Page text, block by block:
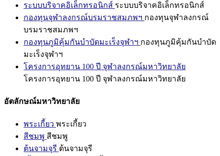
ระบบบริจาคอิเล็กทรอนิกส์ ระบบบริจาคอิเล็กทรอนิกส์
กองทุนจุฬาลงกรณ์บรมราชสมภพฯ กองทุนจุฬาลงกรณ์
บรมราชสมภพฯ
กองทุนภูมิคุ้มกันบำบัดมะเร็งจุฬาฯ กองทุนภูมิคุ้มกันบำบัด
มะเร็งจุฬาฯ
โครงการอุทยาน 100 ปี จุฬาลงกรณ์มหาวิทยาลัย
โครงการอุทยาน 100 ปี จุฬาลงกรณ์มหาวิทยาลัย
อัตลักษณ์มหาวิทยาลัย
พระเกี้ยว พระเกี้ยว
สีชมพู สีชมพู
ต้นจามจุรี ต้นจามจุรี